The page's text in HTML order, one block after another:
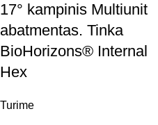
17° kampinis Multiunit
abatmentas. Tinka
BioHorizons® Internal
Hex
Turime